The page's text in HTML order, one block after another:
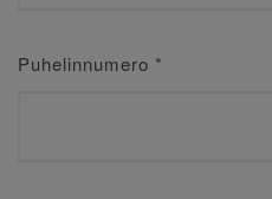
Puhelinnumero *